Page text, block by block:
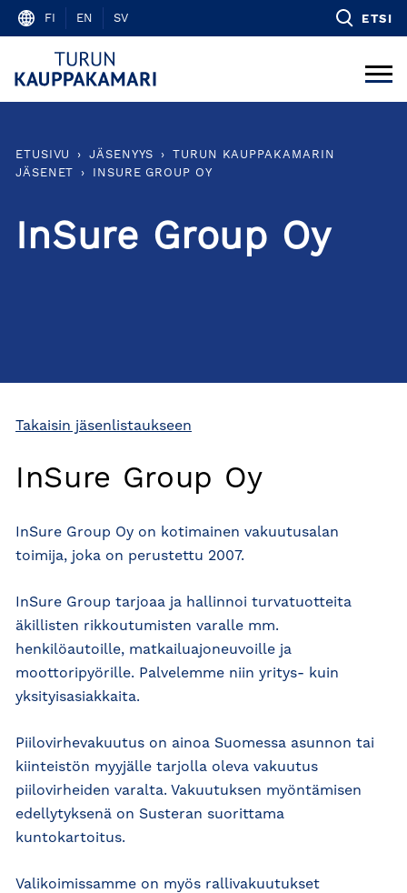
Skip
content
FI EN SV ETSI
ETUSIVU › JÄSENYYS ›
TURUN KAUPPAKAMARIN
JÄSENET
› INSURE GROUP OY
InSure Group Oy
Takaisin jäsenlistaukseen
InSure Group Oy
InSure Group Oy on kotimainen vakuutusalan
toimija, joka on perustettu 2007.
InSure Group tarjoaa ja hallinnoi turvatuotteita
äkillisten rikkoutumisten varalle mm.
henkilöautoille, matkailuajoneuvoille ja
moottoripyörille. Palvelemme niin yritys- kuin
yksityisasiakkaita.
Piilovirhevakuutus on ainoa Suomessa asunnon tai
kiinteistön myyjälle tarjolla oleva vakuutus
piilovirheiden varalta. Vakuutuksen myöntämisen
edellytyksenä on Susteran suorittama
kuntokartoitus.
Valikoimissamme on myös rallivakuutukset